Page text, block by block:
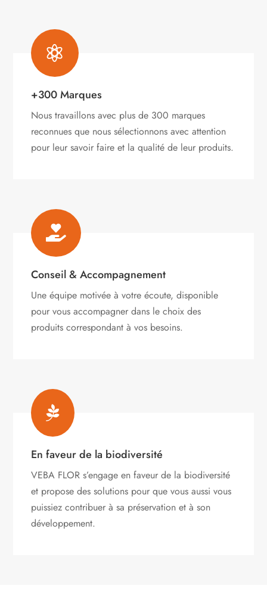

+300 Marques
Nous travaillons avec plus de 300 marques
reconnues que nous sélectionnons avec attention
pour leur savoir faire et la qualité de leur produits.

Conseil & Accompagnement
Une équipe motivée à votre écoute, disponible
pour vous accompagner dans le choix des
produits correspondant à vos besoins.

En faveur de la biodiversité
VEBA FLOR s’engageen faveur de la biodiversité
et propose des solutions pour que vous aussi vous
puissiez contribuer à sa préservation et à son
développement.